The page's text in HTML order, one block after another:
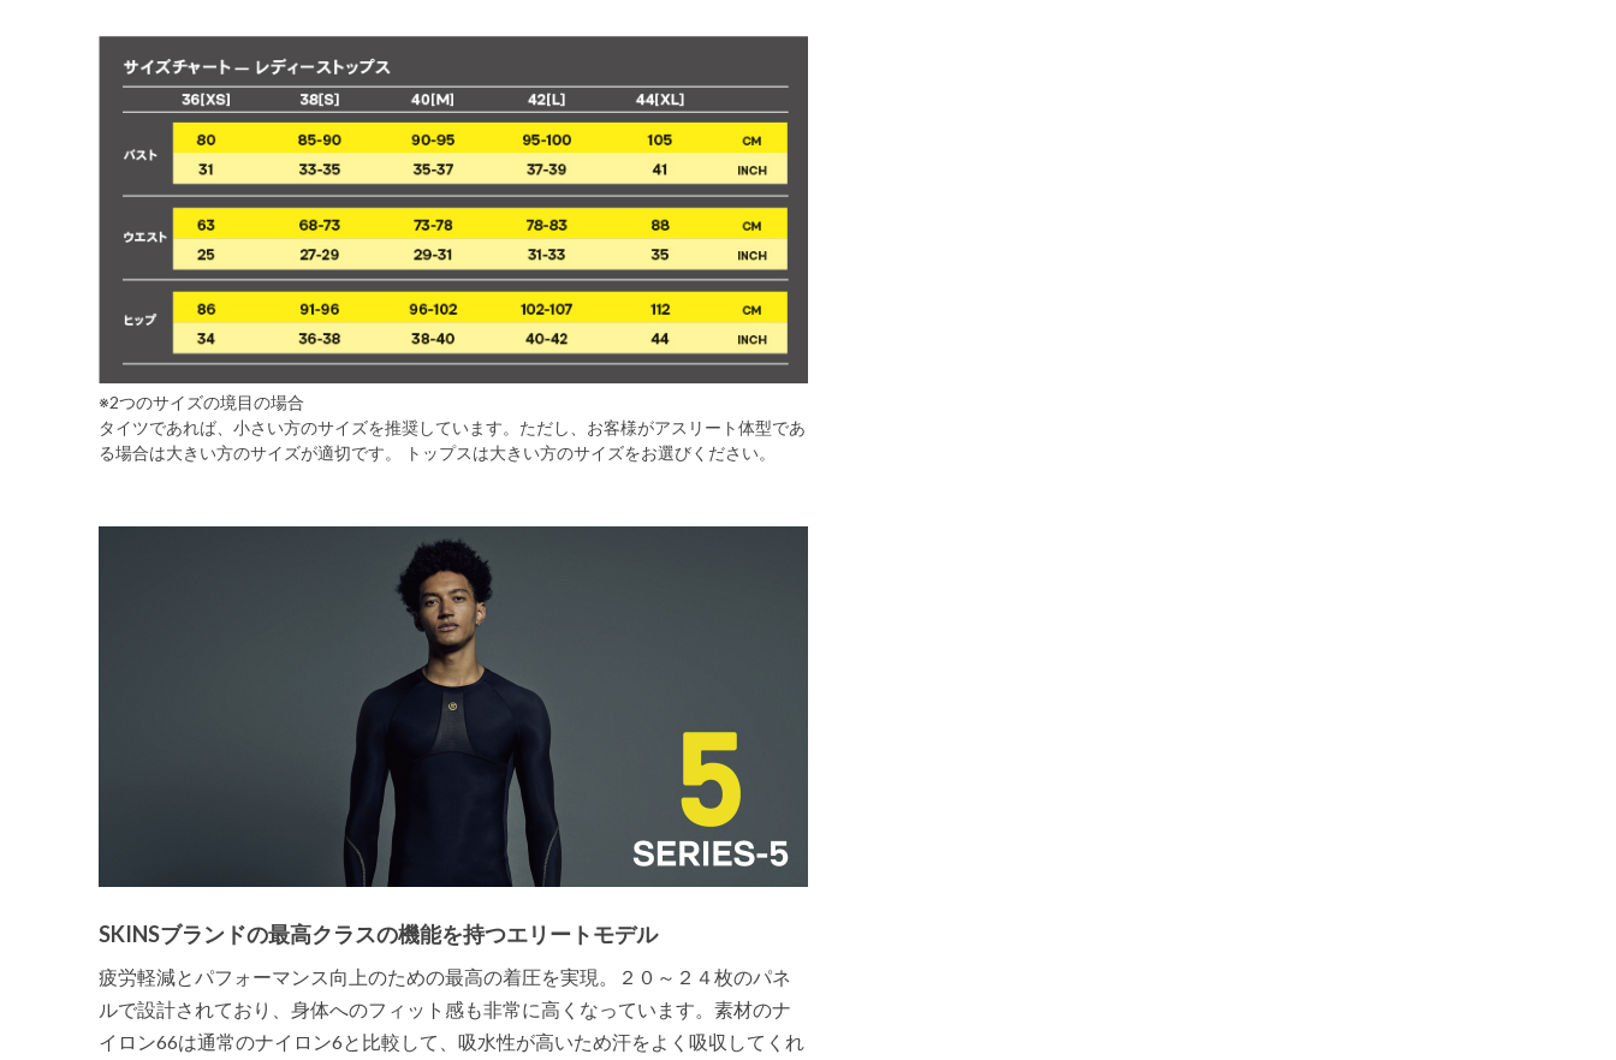
※2つのサイズの境目の場合
タイツであれば、小さい方のサイズを推奨しています。ただし、お客様がアスリート体型であ
る場合は大きい方のサイズが適切です。 トップスは大きい方のサイズをお選びください。
SKINSブランドの最高クラスの機能を持つエリートモデル
疲労軽減とパフォーマンス向上のための最高の着圧を実現。２０～２４枚のパネ
ルで設計されており、身体へのフィット感も非常に高くなっています。素材のナ
イロン66は通常のナイロン6と比較して、吸水性が高いため汗をよく吸収してくれ